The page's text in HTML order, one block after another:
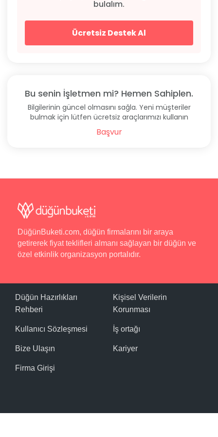
vesikalık fotoğraf, nüfus cüzdanı aslı, aile hekimi
belgelerden. Nikah randevusu almak için hafta içi
08:30 - 12:30 saatleri arasında evlendirme memuruna
başvurmanız gerekmektedir. Hazırlanan evrakların
gerekmektedir.
Zübeyde Hanım Nikah Sarayı Nerededir?
76O numaralı hat ile otogardan, 147 numaralı hat ile
Avcılar Belediye Binası’na da oldukça yakın bir
adresi belirtelim: Ambarlı, Cumhuriyet Cad. No:2,
34315 Avcılar / İstanbul.
bulalım.
Ücretsiz Destek Al
Bu senin İşletmen mi? Hemen Sahiplen.
Bilgilerinin güncel olmasını sağla. Yeni müşteriler
bulmak için lütfen ücretsiz araçlarımızı kullanın
Başvur
DüğünBuketi.com, düğün firmalarını bir araya
getirerek fiyat teklifleri almanı sağlayan bir düğün ve
özel etkinlik organizasyon portalıdır.
Düğün Hazırlıkları
Rehberi
Kullanıcı Sözleşmesi
Bize Ulaşın
Firma Girişi
Kişisel Verilerin
Korunması
İş ortağı
Kariyer